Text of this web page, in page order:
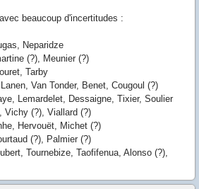
beaucoup d'incertitudes :
Neparidze
(?), Meunier (?)
Tarby
Van Tonder, Benet, Cougoul (?)
Lemardelet, Dessaigne, Tixier, Soulier
Vichy (?), Viallard (?)
Hervouët, Michet (?)
(?), Palmier (?)
Tournebize, Taofifenua, Alonso (?),